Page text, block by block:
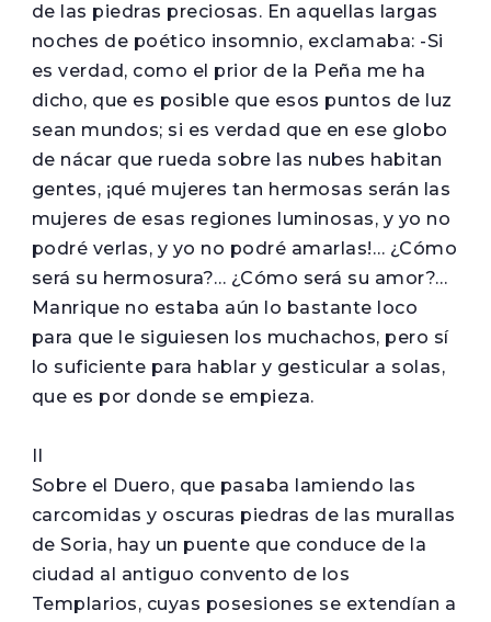
de las piedras preciosas. En aquellas largas
noches de poético insomnio, exclamaba: -Si
es verdad, como el prior de la Peña me ha
dicho, que es posible que esos puntos de luz
sean mundos; si es verdad que en ese globo
de nácar que rueda sobre las nubes habitan
gentes, ¡qué mujeres tan hermosas serán las
mujeres de esas regiones luminosas, y yo no
podré verlas, y yo no podré amarlas!… ¿Cómo
será su hermosura?… ¿Cómo será su amor?…
Manrique no estaba aún lo bastante loco
para que le siguiesen los muchachos, pero sí
lo suficiente para hablar y gesticular a solas,
que es por donde se empieza.
Sobre el Duero, que pasaba lamiendo las
carcomidas y oscuras piedras de las murallas
de Soria, hay un puente que conduce de la
ciudad al antiguo convento de los
Templarios, cuyas posesiones se extendían a